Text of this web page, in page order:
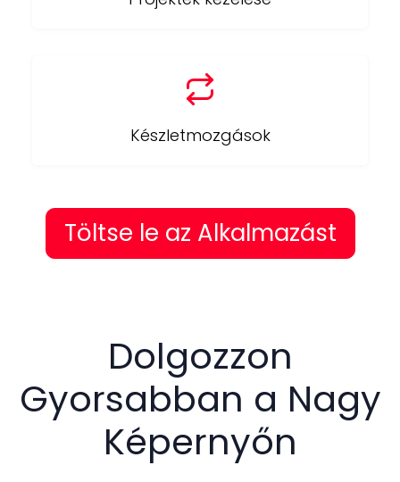
Készletmozgások
Töltse le az Alkalmazást
Dolgozzon
Gyorsabban a Nagy
Képernyőn